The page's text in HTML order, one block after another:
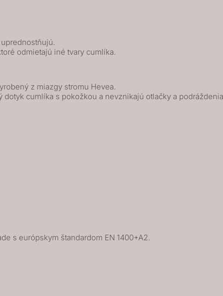
odmietajú iné tvary cumlíka.
z miazgy stromu Hevea.
cumlíka s pokožkou a nevznikajú otlačky a
s európskym štandardom EN 1400+A2.